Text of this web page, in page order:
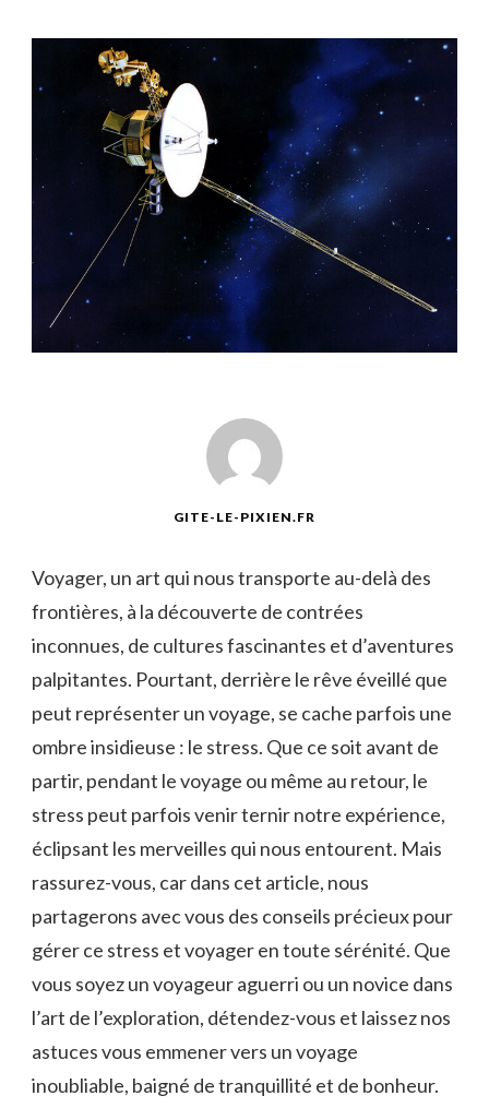
GITE-LE-PIXIEN.FR
Voyager, un art qui nous ⁤transporte au-delà des
frontières, ​à la découverte de ⁣contrées
inconnues, de cultures fascinantes et d’aventures
palpitantes. Pourtant, derrière le⁤ rêve éveillé que
peut représenter un voyage, se cache parfois une
⁤ombre insidieuse : le stress. Que ce soit ⁢avant de
⁣partir, pendant le voyage ou même au retour, le
stress peut‌ parfois venir ⁢ternir⁢ notre expérience,
éclipsant les merveilles qui nous entourent. Mais
⁢rassurez-vous, car dans cet article, ‍nous
partagerons avec vous‌ des conseils ⁤précieux pour
gérer‍ ce stress et voyager ⁤en toute sérénité. Que‌
vous soyez un voyageur aguerri ou un novice ​dans
l’art‍ de l’exploration,‌ détendez-vous ⁢et⁢ laissez nos
astuces⁢ vous emmener⁤ vers un voyage
inoubliable, baigné de tranquillité et de bonheur.